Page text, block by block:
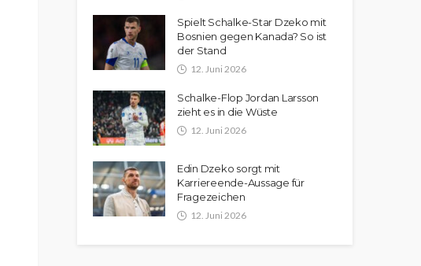
Spielt Schalke-Star Dzeko mit
Bosnien gegen Kanada? So ist
der Stand
12. Juni 2026
Schalke-Flop Jordan Larsson
zieht es in die Wüste
12. Juni 2026
Edin Dzeko sorgt mit
Karriereende-Aussage für
Fragezeichen
12. Juni 2026